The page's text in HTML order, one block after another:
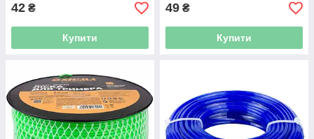
42 ₴
Купити
49 ₴
Купити